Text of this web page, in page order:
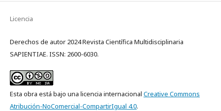
Licencia
Derechos de autor 2024 Revista Científica Multidisciplinaria
SAPIENTIAE. ISSN: 2600-6030.
Esta obra está bajo una licencia internacional Creative Commons
Atribución-NoComercial-CompartirIgual 4.0.